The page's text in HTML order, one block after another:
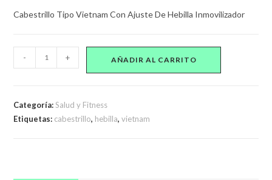
Cabestrillo Tipo Vietnam Con Ajuste De Hebilla Inmovilizador
Cabestrillo
Tipo
cantidad
- + AÑADIR AL CARRITO
Categoría:Salud y Fitness
Etiquetas: cabestrillo, hebilla,vietnam